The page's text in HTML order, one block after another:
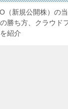
（新規公開株）の
勝ち方、クラウド
紹介